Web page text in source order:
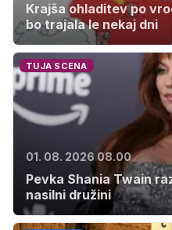
Krajša ohladitev po
bo trajala le nekaj dni
TUJA SCENA
01. 08. 2026 08.00
Pevka Shania Twain
nasilni družini